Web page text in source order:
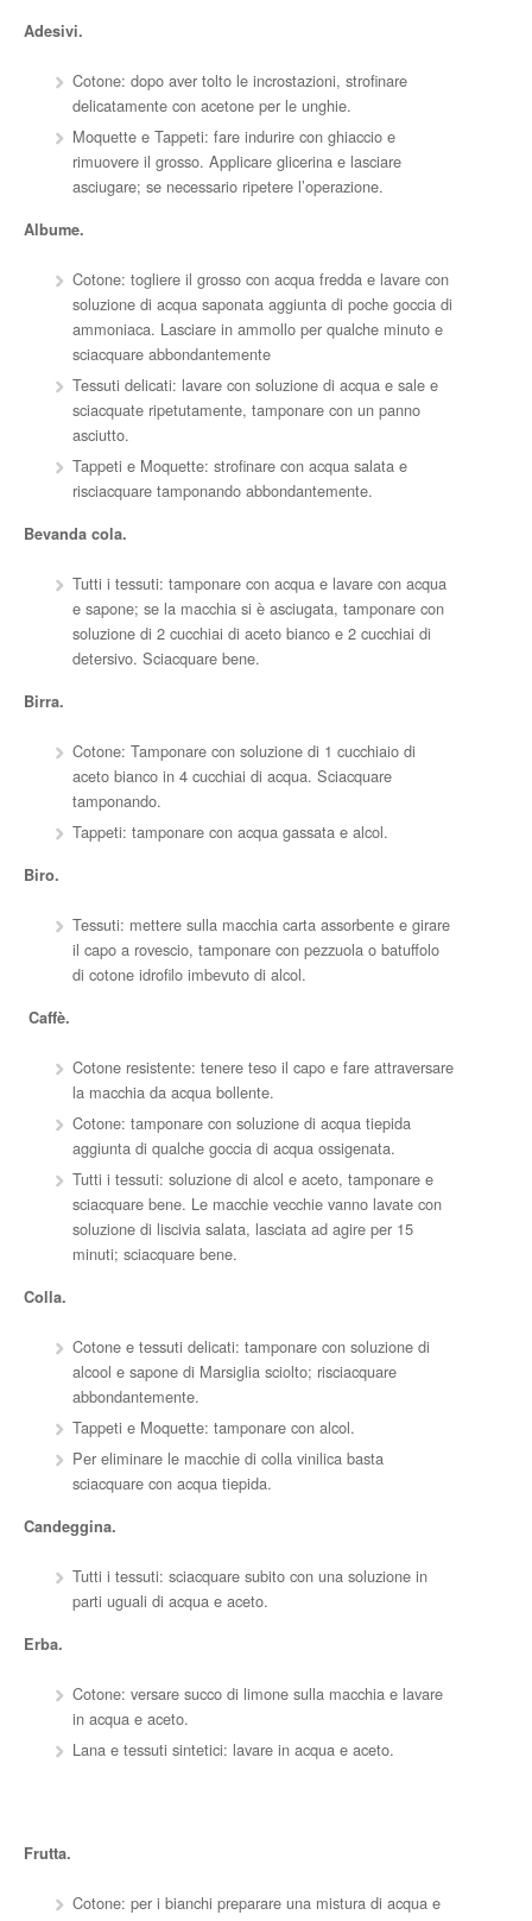
Adesivi.
Cotone: dopo aver tolto le incrostazioni, strofinare
delicatamente con acetone per le unghie.
Moquette e Tappeti: fare indurire con ghiaccio e
rimuovere il grosso. Applicare glicerina e lasciare
asciugare; se necessario ripetere l’operazione.
Albume.
Cotone: togliere il grosso con acqua fredda e lavare con
soluzione di acqua saponata aggiunta di poche goccia di
ammoniaca. Lasciare in ammollo per qualche minuto e
sciacquare abbondantemente
Tessuti delicati: lavare con soluzione di acqua e sale e
sciacquate ripetutamente, tamponare con un panno
asciutto.
Tappeti e Moquette: strofinare con acqua salata e
risciacquare tamponando abbondantemente.
Bevanda cola.
Tutti i tessuti: tamponare con acqua e lavare con acqua
e sapone; se la macchia si è asciugata, tamponare con
soluzione di 2 cucchiai di aceto bianco e 2 cucchiai di
detersivo. Sciacquare bene.
Birra.
Cotone: Tamponare con soluzione di 1 cucchiaio di
aceto bianco in 4 cucchiai di acqua. Sciacquare
tamponando.
Tappeti: tamponare con acqua gassata e alcol.
Biro.
Tessuti: mettere sulla macchia carta assorbente e girare
il capo a rovescio, tamponare con pezzuola o batuffolo
di cotone idrofilo imbevuto di alcol.
Caffè.
Cotone resistente: tenere teso il capo e fare attraversare
la macchia da acqua bollente.
Cotone: tamponare con soluzione di acqua tiepida
aggiunta di qualche goccia di acqua ossigenata.
Tutti i tessuti: soluzione di alcol e aceto, tamponare e
sciacquare bene. Le macchie vecchie vanno lavate con
soluzione di liscivia salata, lasciata ad agire per 15
minuti; sciacquare bene.
Colla.
Cotone e tessuti delicati: tamponare con soluzione di
alcool e sapone di Marsiglia sciolto; risciacquare
abbondantemente.
Tappeti e Moquette: tamponare con alcol.
Per eliminare le macchie di colla vinilica basta
sciacquare con acqua tiepida.
Candeggina.
Tutti i tessuti: sciacquare subito con una soluzione in
parti uguali di acqua e aceto.
Erba.
Cotone: versare succo di limone sulla macchia e lavare
in acqua e aceto.
Lana e tessuti sintetici: lavare in acqua e aceto.
Frutta.
Cotone: per i bianchi preparare una mistura di acqua e